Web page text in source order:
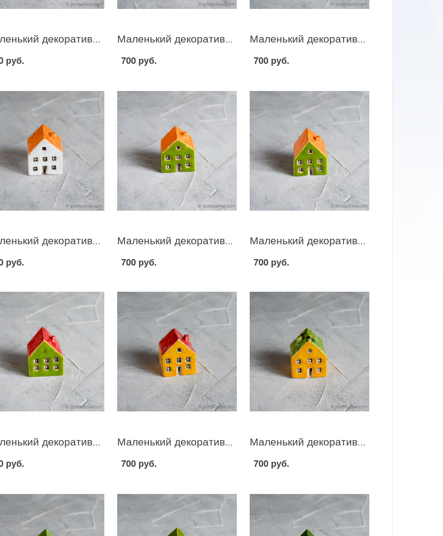
Маленький декоративный домик бело-желтый I-26
руб.
Маленький декоративный домик бело-желтый I-25
700 руб.
Маленький декоративный домик бело-желтый I-24
700 руб.
Маленький декоративный домик бело-желтый I-23
руб.
Маленький декоративный домик зелено-желтый I-20
700 руб.
Маленький декоративный домик зелено-желтый I-19
700 руб.
Маленький декоративный домик зелено-красный I-16
руб.
Маленький декоративный домик желто-красный I-15
700 руб.
Маленький декоративный домик желто-зеленый I-11
700 руб.